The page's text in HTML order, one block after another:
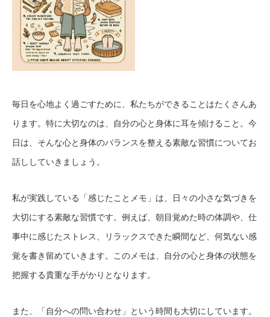
毎日を心地よく過ごすために、私たちができることはたくさんあ
ります。特に大切なのは、自分の心と身体に耳を傾けること。今
日は、そんな心と身体のバランスを整える素敵な習慣についてお
話ししていきましょう。
私が実践している「感じたことメモ」は、日々の小さな気づきを
大切にする素敵な習慣です。例えば、朝目覚めた時の体調や、仕
事中に感じたストレス、リラックスできた瞬間など、何気ない感
覚を書き留めていきます。このメモは、自分の心と身体の状態を
把握する貴重な手がかりとなります。
また、「自分への問い合わせ」という時間も大切にしています。